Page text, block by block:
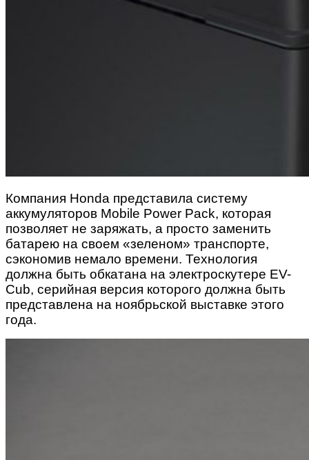
Компания Honda представила систему
аккумуляторов Mobile Power Pack, которая
позволяет не заряжать, а просто заменить
батарею на своем «зеленом» транспорте,
сэкономив немало времени. Технология
должна быть обкатана на электроскутере EV-
Cub, серийная версия которого должна быть
представлена на ноябрьской выставке этого
года.